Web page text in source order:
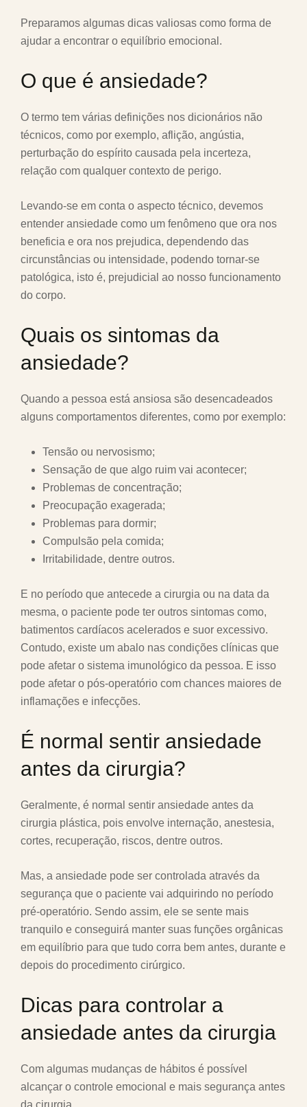
Preparamos algumas dicas valiosas como forma de
ajudar a encontrar o equilíbrio emocional.
O que é ansiedade?
O termo tem várias definições nos dicionários não
técnicos, como por exemplo, aflição, angústia,
perturbação do espírito causada pela incerteza,
relação com qualquer contexto de perigo.
Levando-se em conta o aspecto técnico, devemos
entender ansiedade como um fenômeno que ora nos
beneficia e ora nos prejudica, dependendo das
circunstâncias ou intensidade, podendo tornar-se
patológica, isto é, prejudicial ao nosso funcionamento
do corpo.
Quais os sintomas da
ansiedade?
Quando a pessoa está ansiosa são desencadeados
alguns comportamentos diferentes, como por exemplo:
Tensão ou nervosismo;
Sensação de que algo ruim vai acontecer;
Problemas de concentração;
Preocupação exagerada;
Problemas para dormir;
Compulsão pela comida;
Irritabilidade, dentre outros.
E no período que antecede a cirurgia ou na data da
mesma, o paciente pode ter outros sintomas como,
batimentos cardíacos acelerados e suor excessivo.
Contudo, existe um abalo nas condições clínicas que
pode afetar o sistema imunológico da pessoa. E isso
pode afetar o pós-operatório com chances maiores de
inflamações e infecções.
É normal sentir ansiedade
antes da cirurgia?
Geralmente, é normal sentir ansiedade antes da
cirurgia plástica, pois envolve internação, anestesia,
cortes, recuperação, riscos, dentre outros.
Mas, a ansiedade pode ser controlada através da
segurança que o paciente vai adquirindo no período
pré-operatório. Sendo assim, ele se sente mais
tranquilo e conseguirá manter suas funções orgânicas
em equilíbrio para que tudo corra bem antes, durante e
depois do procedimento cirúrgico.
Dicas para controlar a
ansiedade antes da cirurgia
Com algumas mudanças de hábitos é possível
alcançar o controle emocional e mais segurança antes
da cirurgia.